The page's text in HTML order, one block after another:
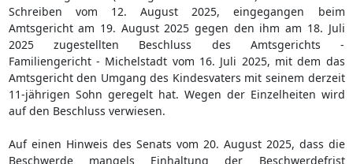
Schreiben vom 12. August 2025, eingegangen beim
Amtsgericht am 19. August 2025 gegen den ihm am 18. Juli
2025 zugestellten Beschluss des Amtsgerichts -
Familiengericht - Michelstadt vom 16. Juli 2025, mit dem das
Amtsgericht den Umgang des Kindesvaters mit seinem derzeit
11-jährigen Sohn geregelt hat. Wegen der Einzelheiten wird
auf den Beschluss verwiesen.
Auf einen Hinweis des Senats vom 20. August 2025, dass die
Beschwerde mangels Einhaltung der Beschwerdefrist